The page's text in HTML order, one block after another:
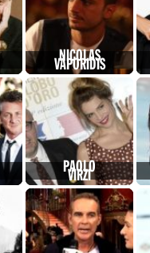
NICOLAS
VAPORIDIS
PAOLO
VIRZI